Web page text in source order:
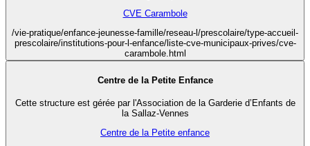
CVE Carambole
/vie-pratique/enfance-jeunesse-famille/reseau-l/prescolaire/type-accueil-
prescolaire/institutions-pour-l-enfance/liste-cve-municipaux-prives/cve-
carambole.html
Centre de la Petite Enfance
Cette structure est gérée par l'Association de la Garderie d’Enfants de
la Sallaz-Vennes
Centre de la Petite enfance